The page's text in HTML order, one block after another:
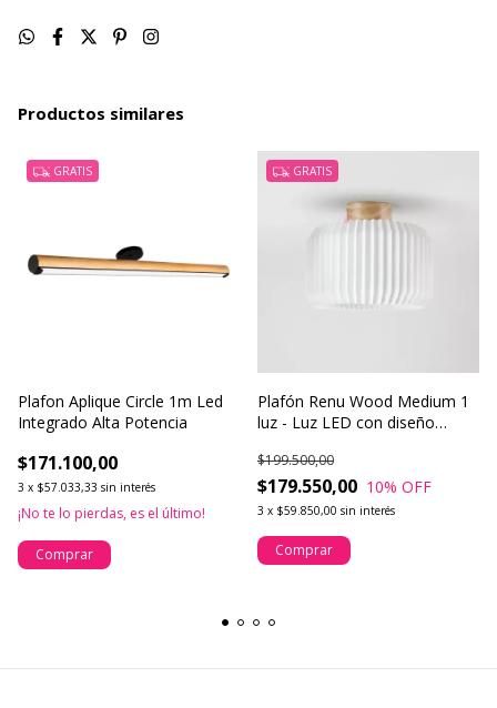
Productos similares
GRATIS
Plafon Aplique Circle 1m Led
Integrado Alta Potencia
$171.100,00
3 x $57.033,33 sin interés
¡No te lo pierdas, es el último!
Comprar
GRATIS
Plafón Renu Wood Medium 1
luz - Luz LED con diseño
$179.550,00
$199.500,00
10% OFF
3 x $59.850,00 sin interés
Comprar